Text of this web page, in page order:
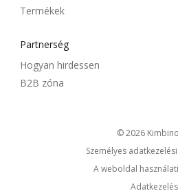
Termékek
Partnerség
Hogyan hirdessen
B2B zóna
© 2026
Személyes
A weboldal
Adatkezelés